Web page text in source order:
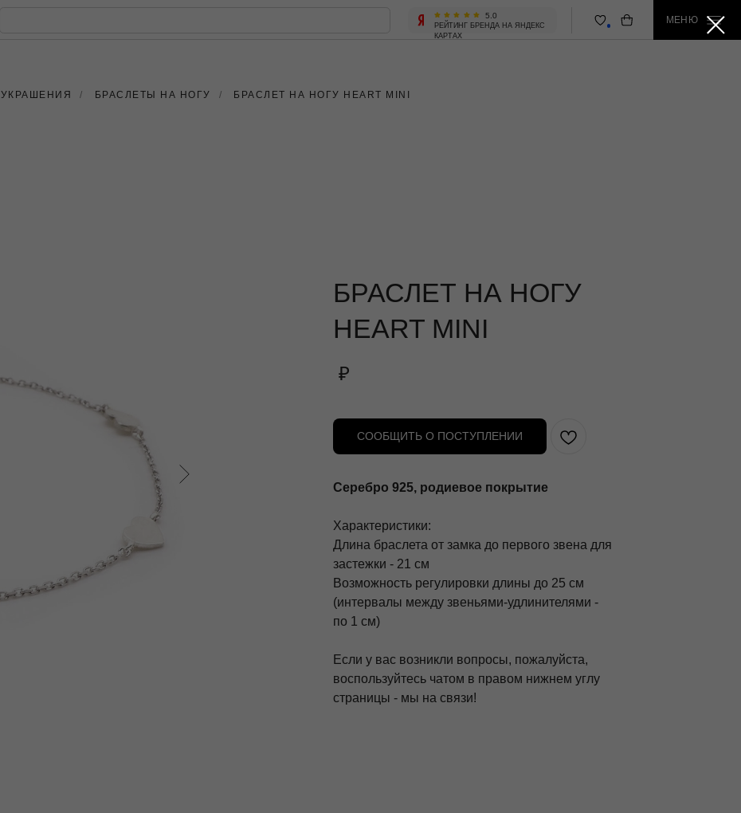
РЕЙТИНГ БРЕНДА НА ЯНДЕКС
УКРАШЕНИЯ / БРАСЛЕТЫ НА НОГУ / БРАСЛЕТ НА НОГУ HEART MINI
БРАСЛЕТ НА НОГУ
HEART MINI
₽
СООБЩИТЬ О ПОСТУПЛЕНИИ
Серебро 925, родиевое покрытие
Характеристики:
Длина браслета от замка до первого звена для
застежки - 21 см
Возможность регулировки длины до 25 см
(интервалы между звеньями-удлинителями -
по 1 см)
Если у вас возникли вопросы, пожалуйста,
воспользуйтесь чатом в правом нижнем углу
страницы - мы на связи!